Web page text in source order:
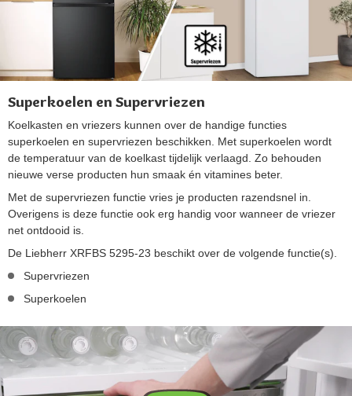
Superkoelen en Supervriezen
Koelkasten en vriezers kunnen over de handige functies
superkoelen en supervriezen beschikken. Met superkoelen wordt
de temperatuur van de koelkast tijdelijk verlaagd. Zo behouden
nieuwe verse producten hun smaak én vitamines beter.
Met de supervriezen functie vries je producten razendsnel in.
Overigens is deze functie ook erg handig voor wanneer de vriezer
net ontdooid is.
De Liebherr XRFBS 5295-23 beschikt over de volgende functie(s).
Supervriezen
Superkoelen